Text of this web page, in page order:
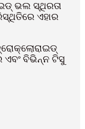
ଭଲ ସ୍ଥିରତା
ଏହାର
ଏବଂ ବିଭିନ୍ନ ଟିସୁ